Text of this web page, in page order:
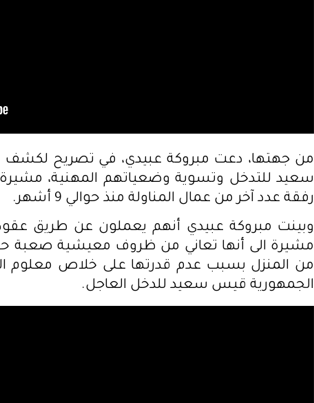
من جهتها، دعت مبروكة عبيدي، في تصريح لكشف
سعيد للتدخل وتسوية وضعياتهم المهنية، مشيرة
رفقة عدد آخر من عمال المناولة منذ حوالي 9 أشهر.
وبينت مبروكة عبيدي أنهم يعملون عن طريق
مشيرة الى أنها تعاني من ظروف معيشية صعبة
من المنزل بسبب عدم قدرتها على خلاص معلوم
الجمهورية قيس سعيد للدخل العاجل.